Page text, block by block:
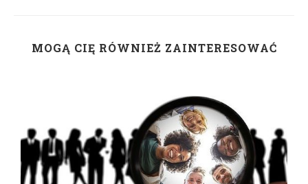
MOGĄ CIĘ RÓWNIEŻ ZAINTERESOWAĆ